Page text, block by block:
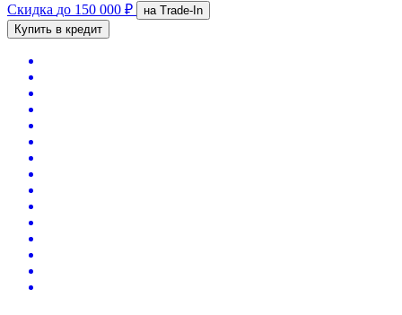
Скидка до 150 000 ₽
на Trade-In
Купить в кредит